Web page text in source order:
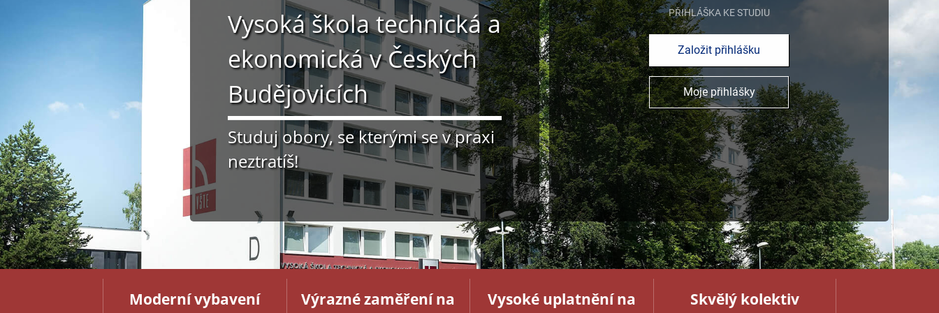
Vysoká škola technická a
ekonomická v Českých
Budějovicích
Studuj obory, se kterými se v praxi
neztratíš!
PŘIHLÁŠKA KE STUDIU
Založit přihlášku
Moje přihlášky
Moderní vybavení
Výrazné zaměření na
Vysoké uplatnění na
Skvělý kolektiv